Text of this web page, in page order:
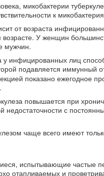
микобактерии
к
от возраста
У женщин
мужчин.
у инфицированных лиц
подавляется иммунный
показано ежегодное
повышается при
недостаточности с
чаще всего имеют
испытывающие частые
отапливаемых и